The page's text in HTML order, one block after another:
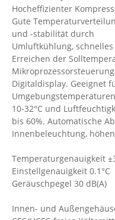
Hocheffizienter
Gute
und -stabilität durch
Umluftkühlung, schnelles
Erreichen der
Digitaldisplay. Geeignet
10-32°C und
bis 60%. Automatische
Innenbeleuchtung,
Temperaturgenauigkeit
Einstellgenauigkeit 0.1°C
Geräuschpegel 30 dB(A)
Innen- und